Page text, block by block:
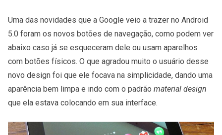
Uma das novidades que a Google veio a trazer no Android
5.0 foram os novos botões de navegação, como podem ver
abaixo caso já se esqueceram dele ou usam aparelhos
com botões físicos. O que agradou muito o usuário desse
novo design foi que ele focava na simplicidade, dando uma
aparência bem limpa e indo com o padrão material design
que ela estava colocando em sua interface.